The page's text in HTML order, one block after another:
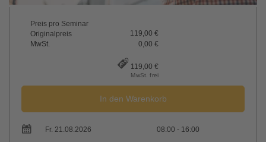
Preis pro Seminar
Originalpreis
119,00 €
MwSt.
0,00 €
119,00 €
MwSt. frei
In den Warenkorb
Fr. 21.08.2026 08:00 - 16:00